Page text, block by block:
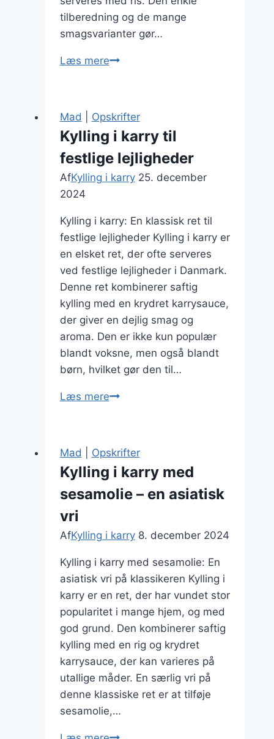
tilberedning og de mange
smagsvarianter gør…
Læs mereKylling
klassisk
opskrift
Mad Opskrifter
Kylling i karry til
festlige lejligheder
AfKylling i karry 25. december
2024
Kylling i karry: En klassisk ret til
festlige lejligheder Kylling i karry er
en elsket ret, der ofte serveres
ved festlige lejligheder i Danmark.
Denne ret kombinerer saftig
kylling med en krydret karrysauce,
der giver en dejlig smag og
aroma. Den er ikke kun populær
blandt voksne, men også blandt
børn, hvilket gør den til…
Læs mereKylling
festlige
lejligheder
Mad Opskrifter
Kylling i karry med
sesamolie – en asiatisk
vri
AfKylling i karry 8. december 2024
Kylling i karry med sesamolie: En
asiatisk vri på klassikeren Kylling i
karry er en ret, der har vundet stor
popularitet i mange hjem, og med
god grund. Den kombinerer saftig
kylling med en rig og krydret
karrysauce, der kan varieres på
utallige måder. En særlig vri på
denne klassiske ret er at tilføje
sesamolie,…